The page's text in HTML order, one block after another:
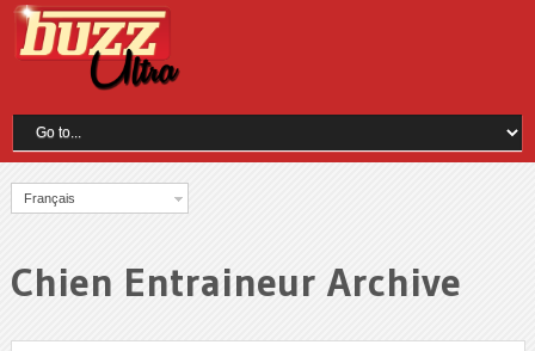
Français
Chien Entraineur Archive